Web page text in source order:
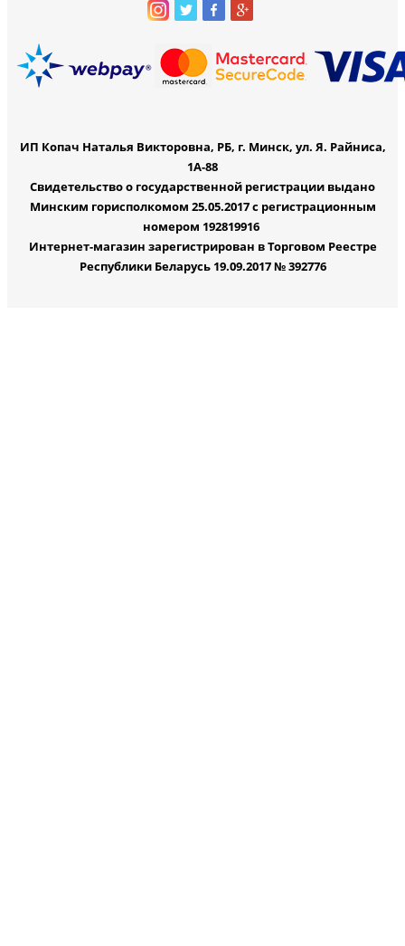
ИП Копач Наталья Викторовна, РБ, г. Минск, ул. Я. Райниса,
1А-88
Свидетельство о государственной регистрации выдано
Минским горисполкомом 25.05.2017 с регистрационным
номером 192819916
Интернет-магазин зарегистрирован в Торговом Реестре
Республики Беларусь 19.09.2017 № 392776